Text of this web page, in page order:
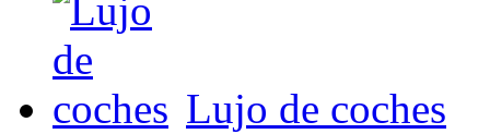
Lujo de coches